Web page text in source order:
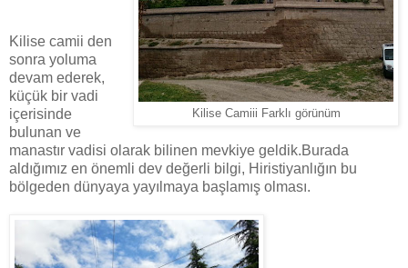
Kilise Camiii Farklı görünüm
Kilise camii den
sonra yoluma
devam ederek,
küçük bir vadi
içerisinde
bulunan ve
manastır vadisi olarak bilinen mevkiye geldik.Burada
aldığımız en önemli dev değerli bilgi, Hiristiyanlığın bu
bölgeden dünyaya yayılmaya başlamış olması.